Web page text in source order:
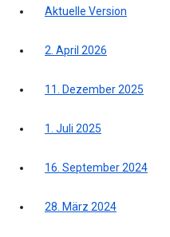
Aktuelle Version
2. April 2026
11. Dezember 2025
1. Juli 2025
16. September 2024
28. März 2024